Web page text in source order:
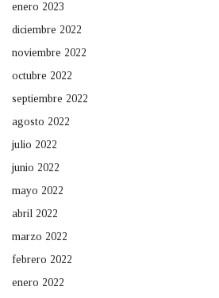
enero 2023
diciembre 2022
noviembre 2022
octubre 2022
septiembre 2022
agosto 2022
julio 2022
junio 2022
mayo 2022
abril 2022
marzo 2022
febrero 2022
enero 2022